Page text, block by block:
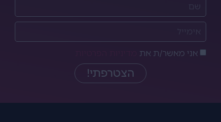
אני מאשר/ת את
הצטרפתי!